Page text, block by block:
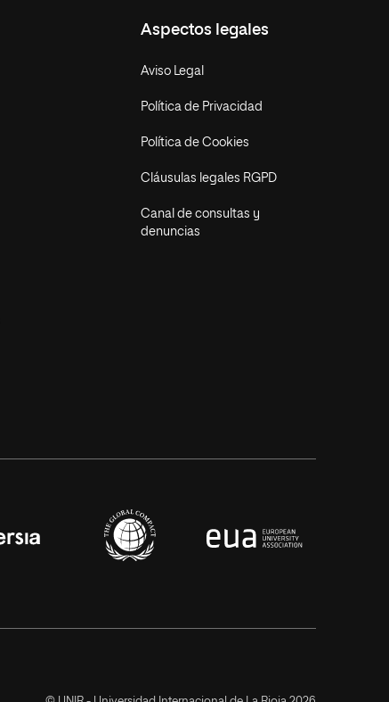
Aspectos legales
Aviso Legal
Política de Privacidad
Política de Cookies
Cláusulas legales RGPD
Canal de consultas y
denuncias